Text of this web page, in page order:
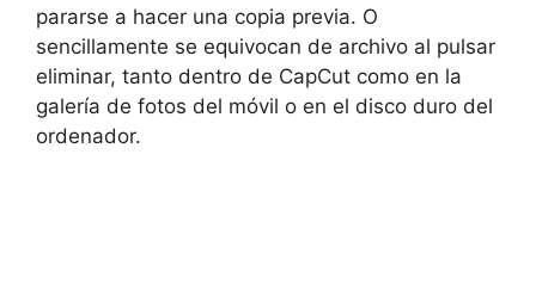
pararse a hacer una copia previa. O
sencillamente se equivocan de archivo al pulsar
eliminar, tanto dentro de CapCut como en la
galería de fotos del móvil o en el disco duro del
ordenador.